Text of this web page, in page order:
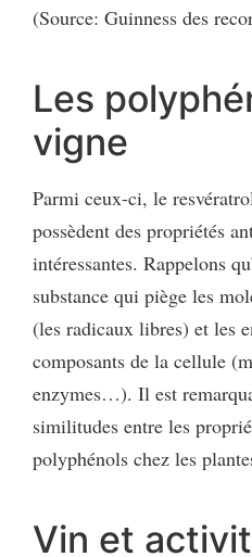
(Source: Guinness des
Les
vigne
Parmi ceux-ci, le
possèdent des propriétés
intéressantes. Rappelons
substance qui piège les
(les radicaux libres) et les
composants de la cellule
enzymes…). Il est
similitudes entre les
polyphénols chez les
Vin et